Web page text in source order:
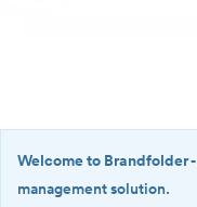
Welcome to Brandfolder-
management solution.